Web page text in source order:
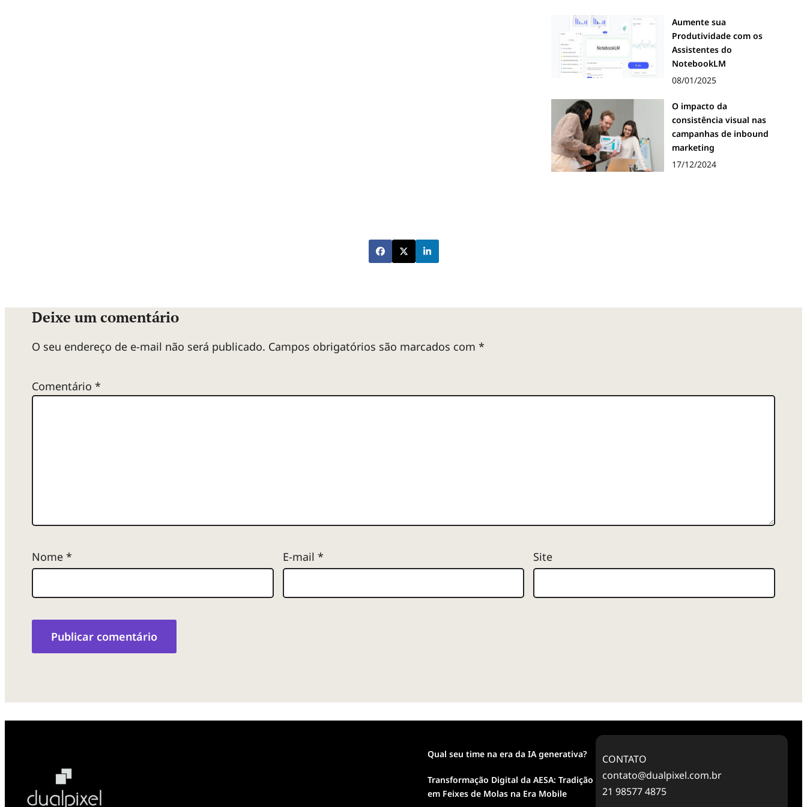
Aumente sua
Produtividade com os
Assistentes do
NotebookLM
08/01/2025
O impacto da
consistência visual nas
campanhas de inbound
marketing
17/12/2024
Deixe um comentário
O seu endereço de e-mail não será publicado. Campos obrigatórios são marcados com *
Comentário *
Nome * E-mail * Site
Qual seu time na era da IA generativa?
Transformação Digital da AESA: Tradição
em Feixes de Molas na Era Mobile
CONTATO
contato@dualpixel.com.br
21 98577 4875